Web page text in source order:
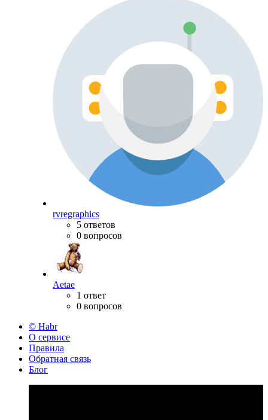
rvregraphics
5 ответов
0 вопросов
Aetae
1 ответ
0 вопросов
© Habr
О сервисе
Правила
Обратная связь
Блог